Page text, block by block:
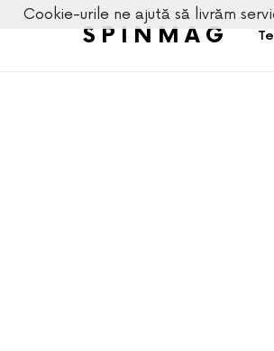
SPINMAG
Cookie-urile ne ajută să livrăm